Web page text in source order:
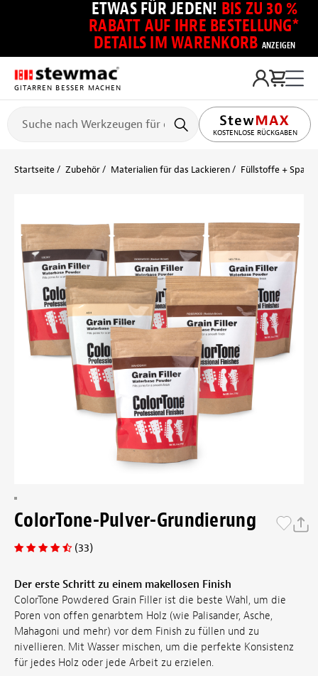
ETWAS FÜR JEDEN! BIS ZU 30 %
RABATT AUF IHRE BESTELLUNG*
DETAILS IM WARENKORB ANZEIGEN
GITARREN BESSER MACHEN
KOSTENLOSE RÜCKGABEN
Startseite Zubehör Materialien für das Lackieren Füllstoffe +
ColorTone-Pulver-Grundierung
(33)
Der erste Schritt zu einem makellosen Finish
ColorTone Powdered Grain Filler ist die beste Wahl, um die
Poren von offen genarbtem Holz (wie Palisander, Asche,
Mahagoni und mehr) vor dem Finish zu füllen und zu
nivellieren. Mit Wasser mischen, um die perfekte Konsistenz
für jedes Holz oder jede Arbeit zu erzielen.